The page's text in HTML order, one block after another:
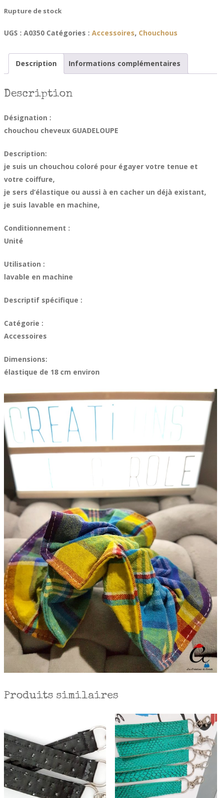
Rupture de stock
UGS : A0350 Catégories : Accessoires, Chouchous
Description Informations complémentaires
Description
Désignation :
chouchou cheveux GUADELOUPE
Description:
je suis un chouchou coloré pour égayer votre tenue et
votre coiffure,
je sers d’élastique ou aussi à en cacher un déjà existant,
je suis lavable en machine,
Conditionnement :
Unité
Utilisation :
lavable en machine
Descriptif spécifique :
Catégorie :
Accessoires
Dimensions:
élastique de 18 cm environ
Produits similaires